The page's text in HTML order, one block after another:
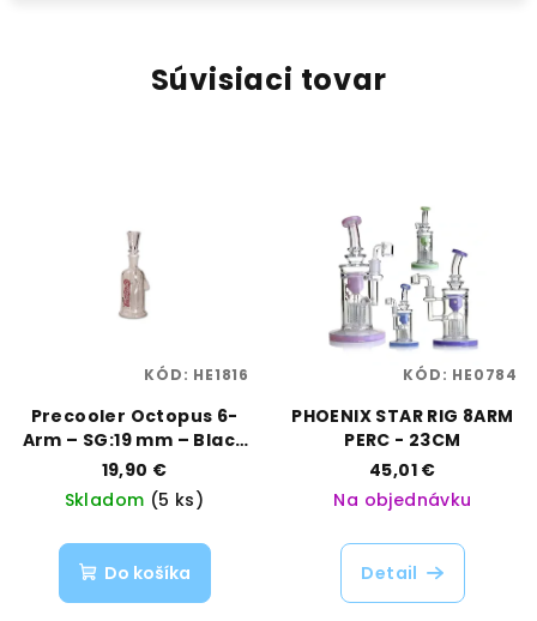
Súvisiaci tovar
Precooler Octopus 6-
Arm – SG:19 mm – Black
Leaf | Vaporama
19,90 €
Skladom (5 ks)
Do košíka
KÓD: HE1816
PHOENIX STAR RIG 8ARM
PERC - 23CM
45,01 €
Na objednávku
Detail
KÓD: HE0784